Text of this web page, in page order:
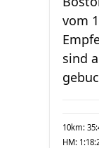
vom
sind
10km:
HM: